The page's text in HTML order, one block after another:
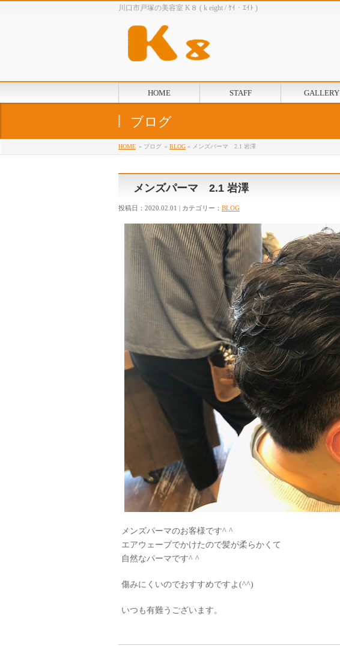
川口市戸塚の美容室 K８ ( k eight / ｹｲ・ｴｲﾄ )
HOME STAFF GALLERY
ブログ
HOME » ブログ » BLOG » メンズパーマ 2.1 岩澤
メンズパーマ 2.1 岩澤
投稿日：2020.02.01 | カテゴリー： BLOG
メンズパーマのお客様です^ ^
エアウェーブでかけたので髪が柔らかくて
自然なパーマです^ ^
傷みにくいのでおすすめですよ(^^)
いつも有難うございます。